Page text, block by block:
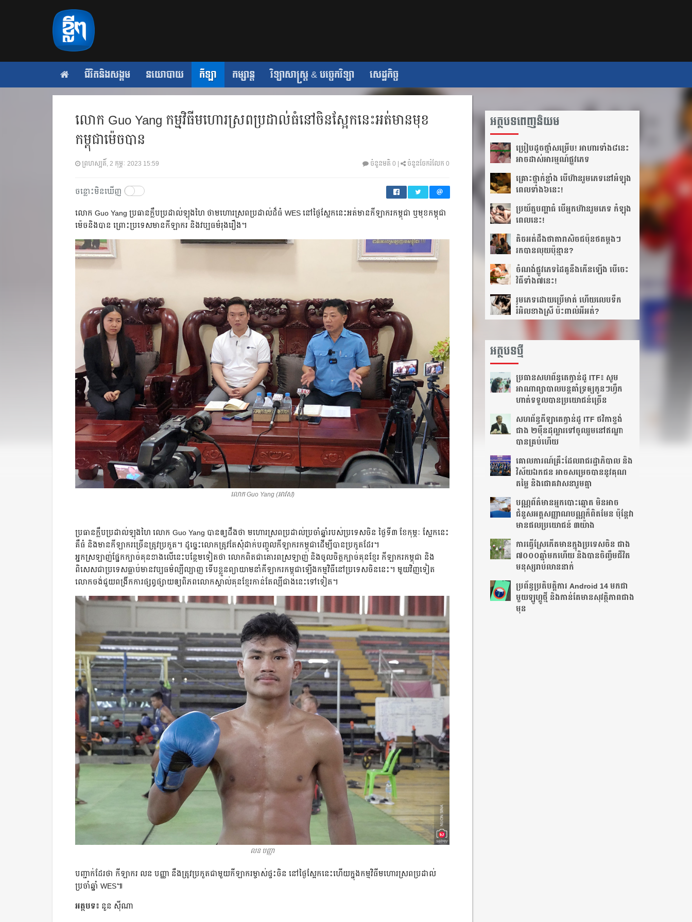
ជីវិតនិងសង្គម នយោបាយ កីឡា កម្សាន្ត វិទ្យាសាស្ត្រ & បច្ចេកវិទ្យា សេដ្ឋកិច្ច
លោក Guo Yang កម្មវិធី​មហោរស្រព​ប្រដាល់​ធំ​នៅ​ចិន​ស្អែក​នេះ​អត់​មាន​មុខ​
កម្ពុជា​ម៉េច​បាន​
ព្រហស្បតិ៍, 2 កុម្ភៈ 2023 15:59 ចំនួនមតិ 0 ចំនួនចែករំលែក 0
ចន្លោះមិនឃើញ
លោក Guo Yang​ ប្រធាន​ក្លឹប​ប្រដាល់​ឡុងហៃ​ ថា​មហោរស្រព​ប្រដាល់​ដ៏​ធំ​ WES​ នៅ​ថ្ងៃ​ស្អែក​នេះ​អត់​មាន​កីឡាករ​កម្ពុជា​ ឬ​មុខ​កម្ពុជា​
ម៉េច​និង​បាន​ ព្រោះ​ប្រទេស​មាន​កីឡាករ​ និង​វប្បធម៌​រុងរឿង។​
លោក​ Guo Yang (អាវស)
ប្រធាន​ក្លឹប​ប្រដាល់​ឡុងហៃ​ លោក​ Guo Yang​ បាន​ឲ្យ​ដឹង​ថា​ មហោរស្រព​ប្រដាល់​ប្រចាំ​ឆ្នាំ​របស់​ប្រទេស​ចិន​ ថ្ងៃ​ទី៣​ ខែ​កុម្ភៈ​ ស្អែក​នេះ​
គឺ​ធំ​ និង​មាន​កីឡាករ​ច្រើន​ត្រូវ​ប្រកួត។​ ដូច្នេះ​លោក​ត្រូវ​តែ​សុំ​ដាក់​បញ្ចូល​កីឡាករ​កម្ពុជា​ដើម្បី​បាន​ប្រកួត​ដែរ។​
អ្នក​ស្រឡាញ់​ផ្នែក​ក្បាច់​គុន​ខាង​លើ​នេះ​បន្ថែម​ទៀត​ថា​ លោក​ពិត​ជា​គោរព​ស្រឡាញ់​ និង​ចូលចិត្ត​ក្បាច់​គុន​ខ្មែរ​ កីឡាករ​កម្ពុជា​ និង​
ពិសេស​ជា​ប្រទេស​ធ្លាប់​មាន​វប្បធម៌​ល្បីល្បាញ​ ទើប​ខ្លួន​ព្យាយាម​នាំ​កីឡាករ​កម្ពុជា​ឡើង​កម្មវិធី​នៅ​ប្រទេស​ចិន​នេះ។​ មួយ​វិញ​ទៀត​
លោក​ចង់​ជួយ​ពង្រីក​ការ​ផ្សព្វផ្សាយ​ឲ្យ​ពិភពលោក​ស្គាល់​គុន​ខ្មែរ​កាន់តែ​ល្បី​ជាង​នេះ​ទៅ​ទៀត។​
លន បញ្ញា
បញ្ជាក់​ដែរ​ថា​ កីឡាករ​ លន​ បញ្ញា​ នឹង​ត្រូវ​ប្រកួត​ជា​មួយ​កីឡាករ​ម្ចាស់​ផ្ទះ​ចិន​ នៅ​ថ្ងៃ​ស្អែក​នេះ​ហើយ​ក្នុង​កម្មវិធី​មហោរស្រព​ប្រដាល់​
ប្រចាំ​ឆ្នាំ​ WES៕​
អត្ថបទ៖ នួន ស៊ីណា​
អត្ថបទពេញនិយម
ប្រៀប​ដូច​ថ្នាំ​សម្រើប! អាហារ​ទាំង​៨​នេះ​
អាច​ដាស់​អារម្មណ៍​ផ្លូវភេទ
គ្រោះថ្នាក់​ខ្លាំង បើហ៊ាន​រួមភេទ​នៅ​អំឡុង​
ពេល​ទាំង៦​នេះ!
ប្រយ័ត្ន​បញ្ហា​ធំ បើ​អ្នក​ហ៊ាន​រួមភេទ កំឡុង​
ពេល​នេះ!
តិច​អត់​ដឹង​​ថាតារា​សិច​ជប៉ុន​ថត​ម្ដងៗ
រកបាន​លុយ​ប៉ុន្មាន?
ចំណង់​ផ្លូវ​ភេទ​ដៃគូ​នឹង​កើន​ឡើង បើចេះ​
វិធីទាំង​៧នេះ!
រួមភេទ​ដោយ​ប្រើ​មាត់ ហើយ​លេប​ទឹក​
រំអិល​ខាង​ស្រី ប៉ះពាល់​អី​អត់?
អត្ថបទថ្មី
ប្រធាន​សហព័ន្ធ​តេក្វាន់ដូ​ ITF៖​ សូម​
អាណាព្យាបាល​បន្ត​គាំទ្រ​ឲ្យ​កូនៗ​ហ្វឹក
ហាត់​ទទួលបាន​ប្រយោជន៍​ច្រើន​
សហព័ន្ធ​កីឡាតេក្វាន់ដូ​ ITF​ ថវិកា​ខ្ទង់​
ជាង​ ២ម៉ឺន​ដុល្លារ​ទៅ​ចូលរួម​នៅ​ឥណ្ឌា​
បាន​គ្រប់​ហើយ​
គោលការណ៍គ្រឹះ​ដែល​រាជរដ្ឋាភិបាល និង
វិស័យឯកជន អាច​សម្រេចបាននូវគុណ
តម្លៃ និងជោគវាសនារួមគ្នា
បណ្ណ​ព័ត៌មាន​អ្នកបោះឆ្នោត មិនអាច
ជំនួសអត្តសញ្ញាណបណ្ណក៏ពិតមែន ប៉ុន្តែវា
មានផលប្រយោជន៍ ៣យ៉ាង
ការ​ធ្វើ​ស្រែ​កើត​មាន​ក្នុង​ប្រទេស​ចិន​ ជាង​
៧​០០០​ឆ្នាំ​មក​ហើយ និងបានចិញ្ចឹមជីវិត
មនុស្សរាប់លាននាក់
ប្រព័ន្ធប្រតិបត្តិការ Android 14 មកជា
មួយឡូហ្គូថ្មី និង​កាន់តែ​មានសុវត្ថិភាព​ជាង
មុន